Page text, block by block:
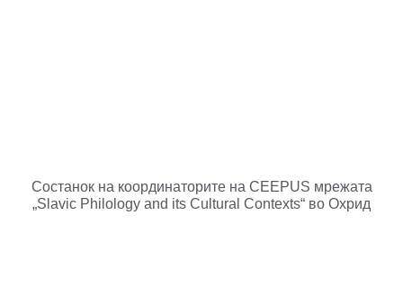
Состанок на координаторите на CEEPUS мрежата
„Slavic Philology and its Cultural Contexts“ во Охрид